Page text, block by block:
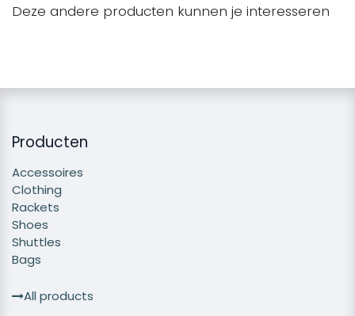
Deze andere producten kunnen je interesseren
Producten
Accessoires
Clothing
Rackets
Shoes
Shuttles
Bags
All products